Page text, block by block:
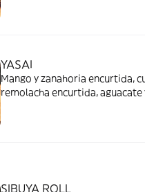
YASAI
Mango y zanahoria encurtida,
remolacha encurtida, aguacate
SIBUYA ROLL